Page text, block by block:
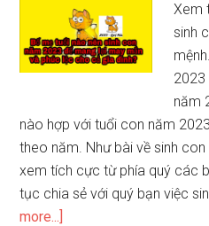
TAM
VỀ
HƯỚNG
NHÀ
HỢP
TUỔI
Xem
ѕinh
2023
năm
nào hợp với tuổi con năm
theo năm. Như bài về sinh
xem tích cực từ phía quý các
tục chia ѕẻ với quý bạn việc
more...]